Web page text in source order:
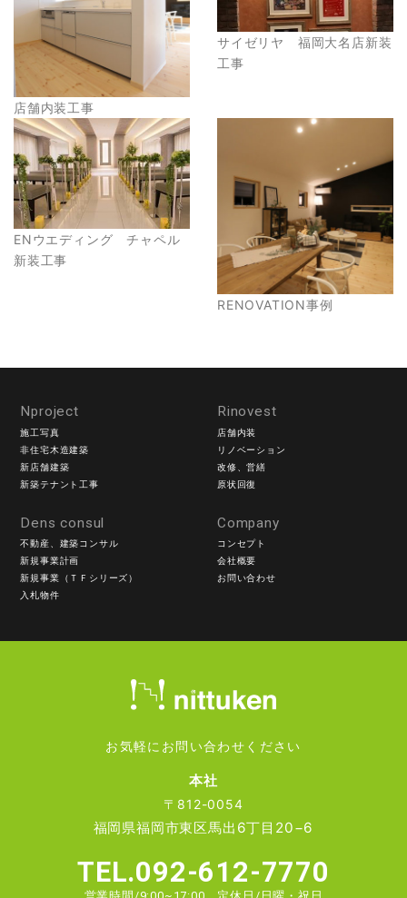
店舗内装工事
サイゼリヤ 福岡大名店新装
工事
ENウエディング チャペル
新装工事
RENOVATION事例
Nproject
施工写真
非住宅木造建築
新店舗建築
新築テナント工事
Rinovest
店舗内装
リノベーション
改修、営繕
原状回復
Dens consul
不動産、建築コンサル
新規事業計画
新規事業（ＴＦシリーズ）
入札物件
Company
コンセプト
会社概要
お問い合わせ
お気軽にお問い合わせください
本社
〒812-0054
福岡県福岡市東区馬出6丁目20−6
TEL.092-612-7770